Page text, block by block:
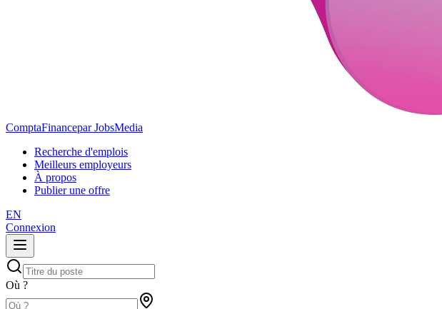
ComptaFinancepar JobsMedia
Recherche d'emplois
Meilleurs employeurs
À propos
Publier une offre
EN
Connexion
Où ?